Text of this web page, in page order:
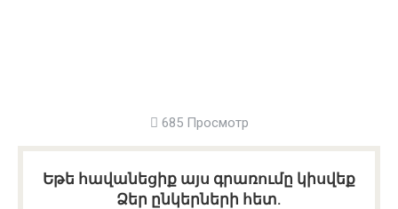
685 Просмотр
Եթե հավանեցիք այս գրառումը կիսվեք
Ձեր ընկերների հետ.